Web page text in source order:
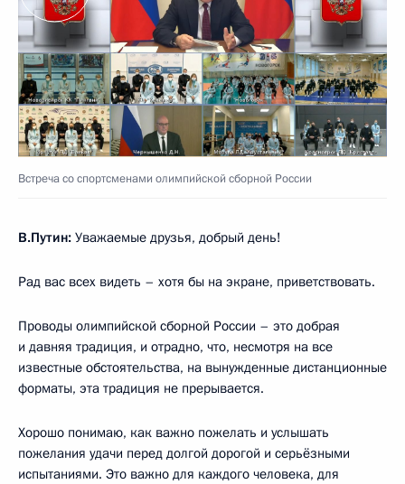
Встреча со спортсменами олимпийской сборной России
В.Путин: Уважаемые друзья, добрый день!
Рад вас всех видеть – хотя бы на экране, приветствовать.
Проводы олимпийской сборной России – это добрая
и давняя традиция, и отрадно, что, несмотря на все
известные обстоятельства, на вынужденные дистанционные
форматы, эта традиция не прерывается.
Хорошо понимаю, как важно пожелать и услышать
пожелания удачи перед долгой дорогой и серьёзными
испытаниями. Это важно для каждого человека, для